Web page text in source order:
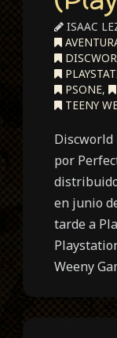
ISAAC
PSONE,
TEENY
Discworld
por
en junio
tarde a
Weeny